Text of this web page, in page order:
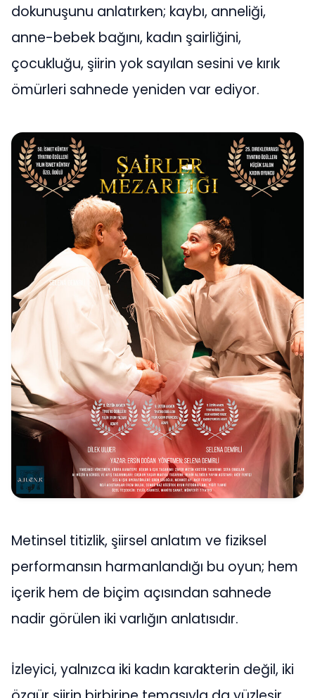
dokunuşunu anlatırken; kaybı, anneliği,
anne-bebek bağını, kadın şairliğini,
çocukluğu, şiirin yok sayılan sesini ve kırık
ömürleri sahnede yeniden var ediyor.
Metinsel titizlik, şiirsel anlatım ve fiziksel
performansın harmanlandığı bu oyun; hem
içerik hem de biçim açısından sahnede
nadir görülen iki varlığın anlatısıdır.
İzleyici, yalnızca iki kadın karakterin değil, iki